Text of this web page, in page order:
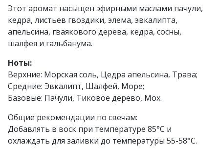
Этот аромат насыщен эфирными маслами пачули,
кедра, листьев гвоздики, элема, эвкалипта,
апельсина, гваякового дерева, кедра, сосны,
шалфея и гальбанума.
Ноты:
Верхние: Морская соль, Цедра апельсина, Трава;
Средние: Эвкалипт, Шалфей, Море;
Базовые: Пачули, Тиковое дерево, Мох.
Общие рекомендации по свечам:
Добавлять в воск при температуре 85°C и
охлаждать для заливки до температуры 55-58°С.